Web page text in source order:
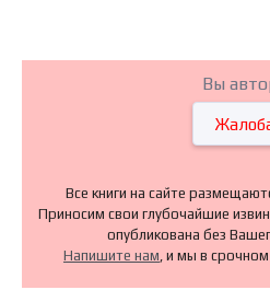
Вы
Все книги на сайте
Приносим свои глубочайшие
опубликована без
Напишите нам , и мы в